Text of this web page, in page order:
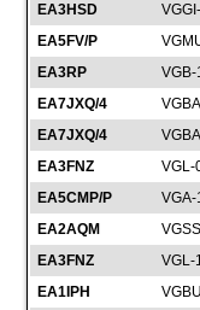
EA3HSD
EA5FV/P
EA3RP
EA7JXQ/4
EA7JXQ/4
EA3FNZ
VGL-
EA5CMP/P
EA2AQM
EA3FNZ
VGL-
EA1IPH